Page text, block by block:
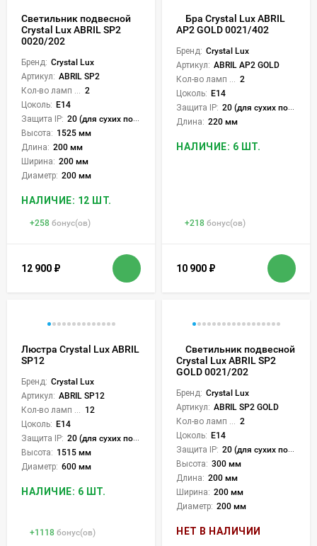
Светильник подвесной
Crystal Lux ABRIL SP2
0020/202
Бренд: Crystal Lux
Артикул: ABRIL SP2
Кол-во ламп или LED: 2
Цоколь: E14
Защита IP: 20 (для сухих пом.)
Высота: 1525 мм
Длина: 200 мм
Ширина: 200 мм
Диаметр: 200 мм
НАЛИЧИЕ: 12 ШТ.
+258 бонус(ов)
12 900 ₽
Бра Crystal Lux ABRIL
AP2 GOLD 0021/402
Бренд: Crystal Lux
Артикул: ABRIL AP2 GOLD
Кол-во ламп или LED: 2
Цоколь: E14
Защита IP: 20 (для сухих пом.)
Длина: 220 мм
НАЛИЧИЕ: 6 ШТ.
+218 бонус(ов)
10 900 ₽
Люстра Crystal Lux ABRIL
SP12
Бренд: Crystal Lux
Артикул: ABRIL SP12
Кол-во ламп или LED: 12
Цоколь: E14
Защита IP: 20 (для сухих пом.)
Высота: 1515 мм
Диаметр: 600 мм
НАЛИЧИЕ: 6 ШТ.
+1118 бонус(ов)
Светильник подвесной
Crystal Lux ABRIL SP2
GOLD 0021/202
Бренд: Crystal Lux
Артикул: ABRIL SP2 GOLD
Кол-во ламп или LED: 2
Цоколь: E14
Защита IP: 20 (для сухих пом.)
Высота: 300 мм
Длина: 200 мм
Ширина: 200 мм
Диаметр: 200 мм
НЕТ В НАЛИЧИИ